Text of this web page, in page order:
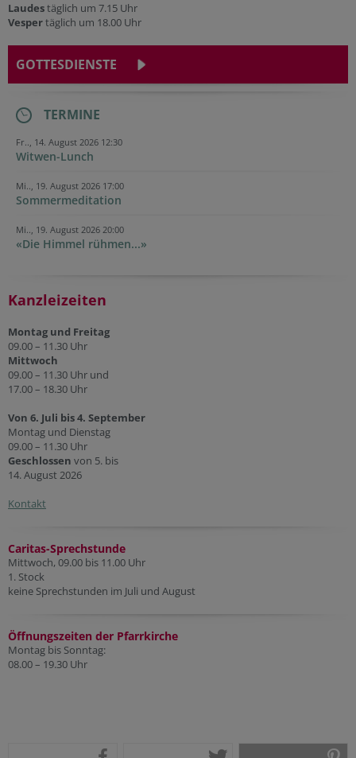
Laudestäglich um 7.15 Uhr
Vespertäglich um 18.00 Uhr
GOTTESDIENSTE
TERMINE
Fr.., 14. August 2026 12:30
Witwen-Lunch
Mi.., 19. August 2026 17:00
Sommermeditation
Mi.., 19. August 2026 20:00
«Die Himmel rühmen...»
Kanzleizeiten
Montag und Freitag
09.00 – 11.30 Uhr
Mittwoch
09.00 – 11.30 Uhr und
17.00 – 18.30 Uhr
Von 6. Juli bis 4. September
Montag und Dienstag
09.00 – 11.30 Uhr
Geschlossen von 5. bis
14. August 2026
Kontakt
Caritas-Sprechstunde
Mittwoch, 09.00 bis 11.00 Uhr
1. Stock
keine Sprechstunden im Juli und August
Öffnungszeiten der Pfarrkirche
Montag bis Sonntag:
08.00 – 19.30 Uhr